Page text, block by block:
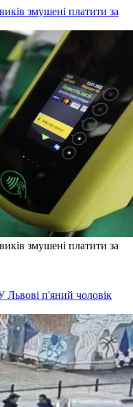
змушені платити за
змушені платити за
Львові п'яний чоловік